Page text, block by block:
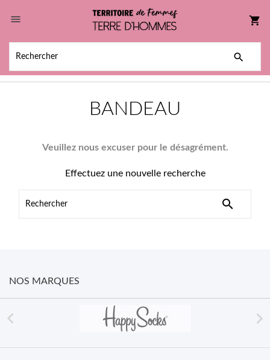
 shopping_cart

BANDEAU
Veuillez nous excuser pour le désagrément.
Effectuez une nouvelle recherche

NOS MARQUES
 